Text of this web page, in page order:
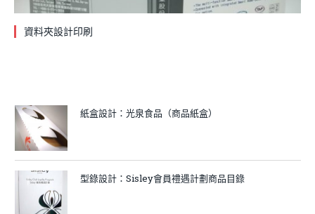
資料夾設計印刷
紙盒設計：光泉食品（商品紙盒）
型錄設計：Sisley會員禮遇計劃商品目錄